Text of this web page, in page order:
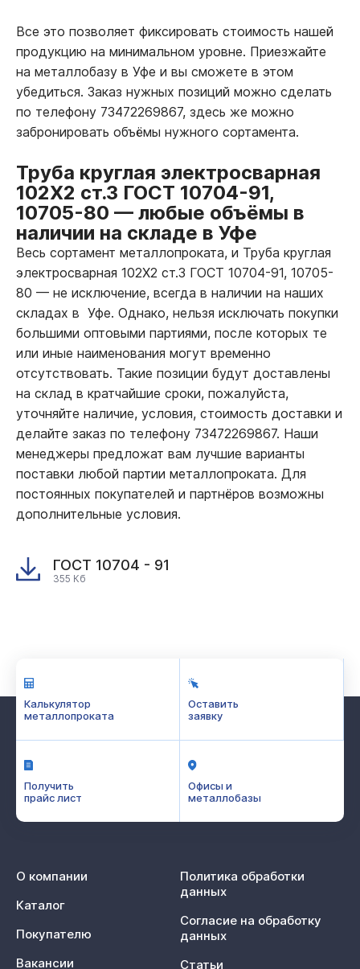
Все это позволяет фиксировать стоимость нашей
продукцию на минимальном уровне. Приезжайте
на металлобазу в Уфе и вы сможете в этом
убедиться. Заказ нужных позиций можно сделать
по телефону 73472269867, здесь же можно
забронировать объёмы нужного сортамента.
Труба круглая электросварная
102Х2 ст.3 ГОСТ 10704-91,
10705-80 — любые объёмы в
наличии на складе в Уфе
Весь сортамент металлопроката, и Труба круглая
электросварная 102Х2 ст.3 ГОСТ 10704-91, 10705-
80 — не исключение, всегда в наличии на наших
складах в Уфе. Однако, нельзя исключать покупки
большими оптовыми партиями, после которых те
или иные наименования могут временно
отсутствовать. Такие позиции будут доставлены
на склад в кратчайшие сроки, пожалуйста,
уточняйте наличие, условия, стоимость доставки и
делайте заказ по телефону 73472269867. Наши
менеджеры предложат вам лучшие варианты
поставки любой партии металлопроката. Для
постоянных покупателей и партнёров возможны
дополнительные условия.
ГОСТ 10704 - 91
355 Кб
Калькулятор
металлопроката
Оставить
заявку
Получить
прайс лист
Офисы и
металлобазы
О компании
Каталог
Покупателю
Вакансии
Политика обработки
данных
Согласие на обработку
данных
Статьи